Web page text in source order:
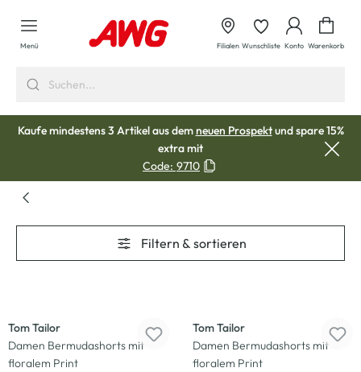
springen
Menü Filialen Wunschliste Konto Warenkorb
Kaufe mindestens 3 Artikel aus demneuen Prospektund spare 15%
extra mit
Code: 9710
Filtern & sortieren
Tom Tailor
Damen Bermudashorts mit
floralem Print
Tom Tailor
Damen Bermudashorts mit
floralem Print